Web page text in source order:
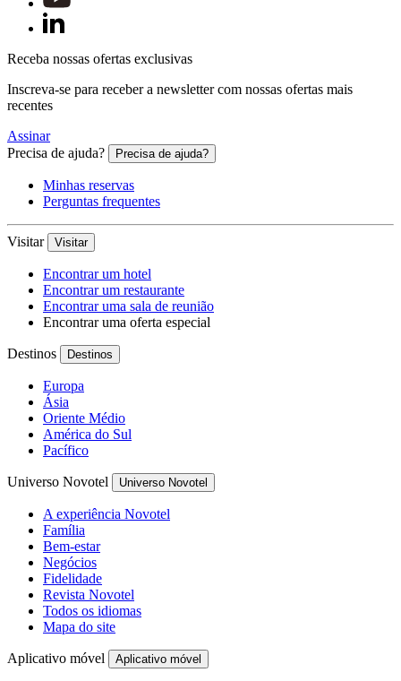
Receba nossas ofertas exclusivas
Inscreva-se para receber a newsletter com nossas ofertas mais
recentes
Assinar
Precisa de ajuda?
Precisa de ajuda?
Minhas reservas
Perguntas frequentes
Visitar Visitar
Encontrar um hotel
Encontrar um restaurante
Encontrar uma sala de reunião
Encontrar uma oferta especial
Destinos Destinos
Europa
Ásia
Oriente Médio
América do Sul
Pacífico
Universo Novotel Universo Novotel
A experiência Novotel
Família
Bem-estar
Negócios
Fidelidade
Revista Novotel
Todos os idiomas
Mapa do site
Aplicativo móvel Aplicativo móvel